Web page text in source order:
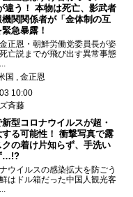
違う！ 本物は死亡、影武者
関関係者が「金体制の互
急暴露！
正恩・朝鮮労働党委員長が姿
亡説までが飛び出す異常事態
国
金正恩
10:00
斉藤
型コロナウイルスが超・
する可能性！ 衝撃写真で露
の着け片知らず、手洗い
…!?
ウイルスの感染拡大を防ごう
はドル箱だった中国人観光客